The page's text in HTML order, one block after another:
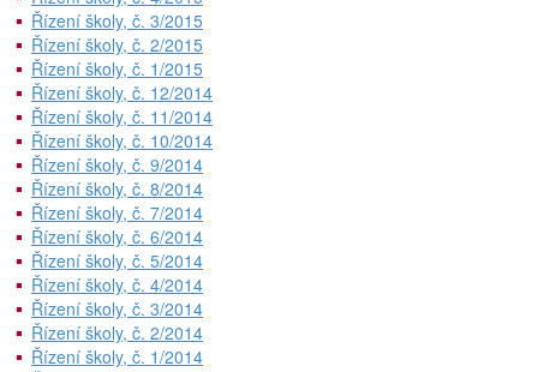
Řízení školy, č. 3/2015
Řízení školy, č. 2/2015
Řízení školy, č. 1/2015
Řízení školy, č. 12/2014
Řízení školy, č. 11/2014
Řízení školy, č. 10/2014
Řízení školy, č. 9/2014
Řízení školy, č. 8/2014
Řízení školy, č. 7/2014
Řízení školy, č. 6/2014
Řízení školy, č. 5/2014
Řízení školy, č. 4/2014
Řízení školy, č. 3/2014
Řízení školy, č. 2/2014
Řízení školy, č. 1/2014